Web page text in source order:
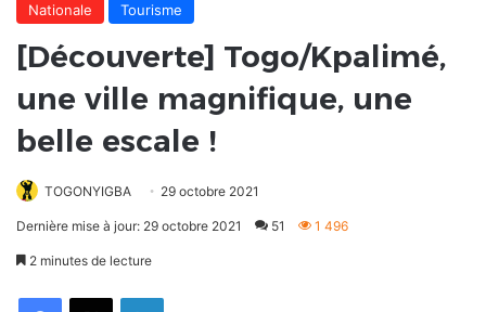
Nationale Tourisme
[Découverte] Togo/Kpalimé,
une ville magnifique, une
belle escale !
TOGONYIGBA 29 octobre 2021
Dernière mise à jour: 29 octobre 2021 51 1 496
2 minutes de lecture
FacebookX Linkedin